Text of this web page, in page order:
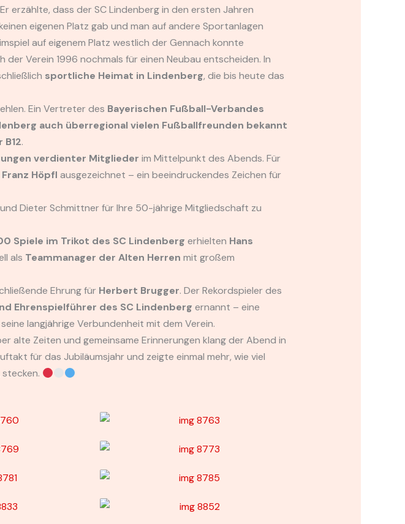
erzählte, dass der SC Lindenberg in den ersten Jahren
eigenen Platz gab und man auf andere Sportanlagen
auf eigenem Platz westlich der Gennach konnte
Verein 1996 nochmals für einen Neubau entscheiden. In
sportliche Heimat in Lindenberg, die bis heute das
Ein Vertreter des Bayerischen Fußball-Verbandes
auch überregional vielen Fußballfreunden bekannt
.
verdienter Mitglieder im Mittelpunkt des Abends. Für
Franz Höpfl ausgezeichnet – ein beeindruckendes Zeichen für
und Dieter Schmittner für Ihre 50-jährige Mitgliedschaft zu
Spiele im Trikot des SC Lindenberg erhielten Hans
als Teammanager der Alten Herren mit großem
Ehrung für Herbert Brugger. Der Rekordspieler des
Ehrenspielführer des SC Lindenberg ernannt – eine
langjährige Verbundenheit mit dem Verein.
alte Zeiten und gemeinsame Erinnerungen klang der Abend in
für das Jubiläumsjahr und zeigte einmal mehr, wie viel
stecken.